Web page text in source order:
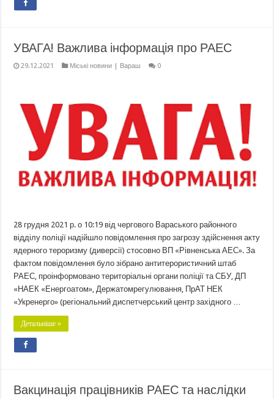
УВАГА! Важлива інформація про РАЕС
29.12.2021 Міські новини | Вараш 0
28 грудня 2021 р. о 10:19 від чергового Вараського районного
відділу поліції надійшло повідомлення про загрозу здійснення акту
ядерного тероризму (диверсії) стосовно ВП «Рівненська АЕС». За
фактом повідомлення було зібрано антитерористичний штаб
РАЕС, проінформовано територіальні органи поліції та СБУ, ДП
«НАЕК «Енергоатом», Держатомрегулювання, ПрАТ НЕК
«Укренерго» (регіональний диспетчерський центр західного …
Детальніше »
Вакцинація працівників РАЕС та наслідки